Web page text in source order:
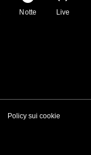
Notte Live
Policy sui cookie